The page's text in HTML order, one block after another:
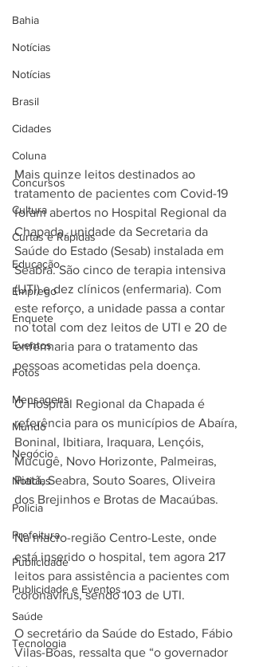
Bahia
Notícias
Notícias
Brasil
Cidades
Coluna
Concursos
Cultura
Curtas e Rápidas
Educação
Emprego
Enquete
Eventos
Fotos
Mensagens
Mundo
Negócio
Noticias
Policia
Prefeitura
Publicidade
Publicidade e Eventos.
Saúde
Tecnologia
Mais quinze leitos destinados ao
tratamento de pacientes com Covid-19
foram abertos no Hospital Regional da
Chapada, unidade da Secretaria da
Saúde do Estado (Sesab) instalada em
Seabra. São cinco de terapia intensiva
(UTI) e dez clínicos (enfermaria). Com
este reforço, a unidade passa a contar
no total com dez leitos de UTI e 20 de
enfermaria para o tratamento das
pessoas acometidas pela doença.
O Hospital Regional da Chapada é
referência para os municípios de Abaíra,
Boninal, Ibitiara, Iraquara, Lençóis,
Mucugê, Novo Horizonte, Palmeiras,
Piatã, Seabra, Souto Soares, Oliveira
dos Brejinhos e Brotas de Macaúbas.
Na macro-região Centro-Leste, onde
está inserido o hospital, tem agora 217
leitos para assistência a pacientes com
coronavírus, sendo 103 de UTI.
O secretário da Saúde do Estado, Fábio
Vilas-Boas, ressalta que “o governador